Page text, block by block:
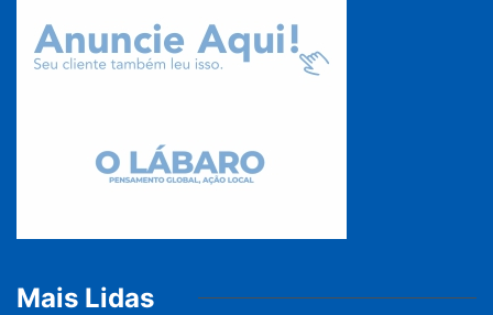
Mais Lidas